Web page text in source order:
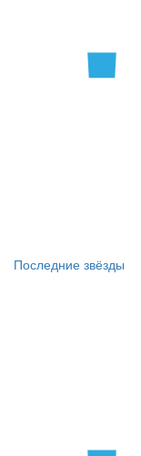
Последние звёзды